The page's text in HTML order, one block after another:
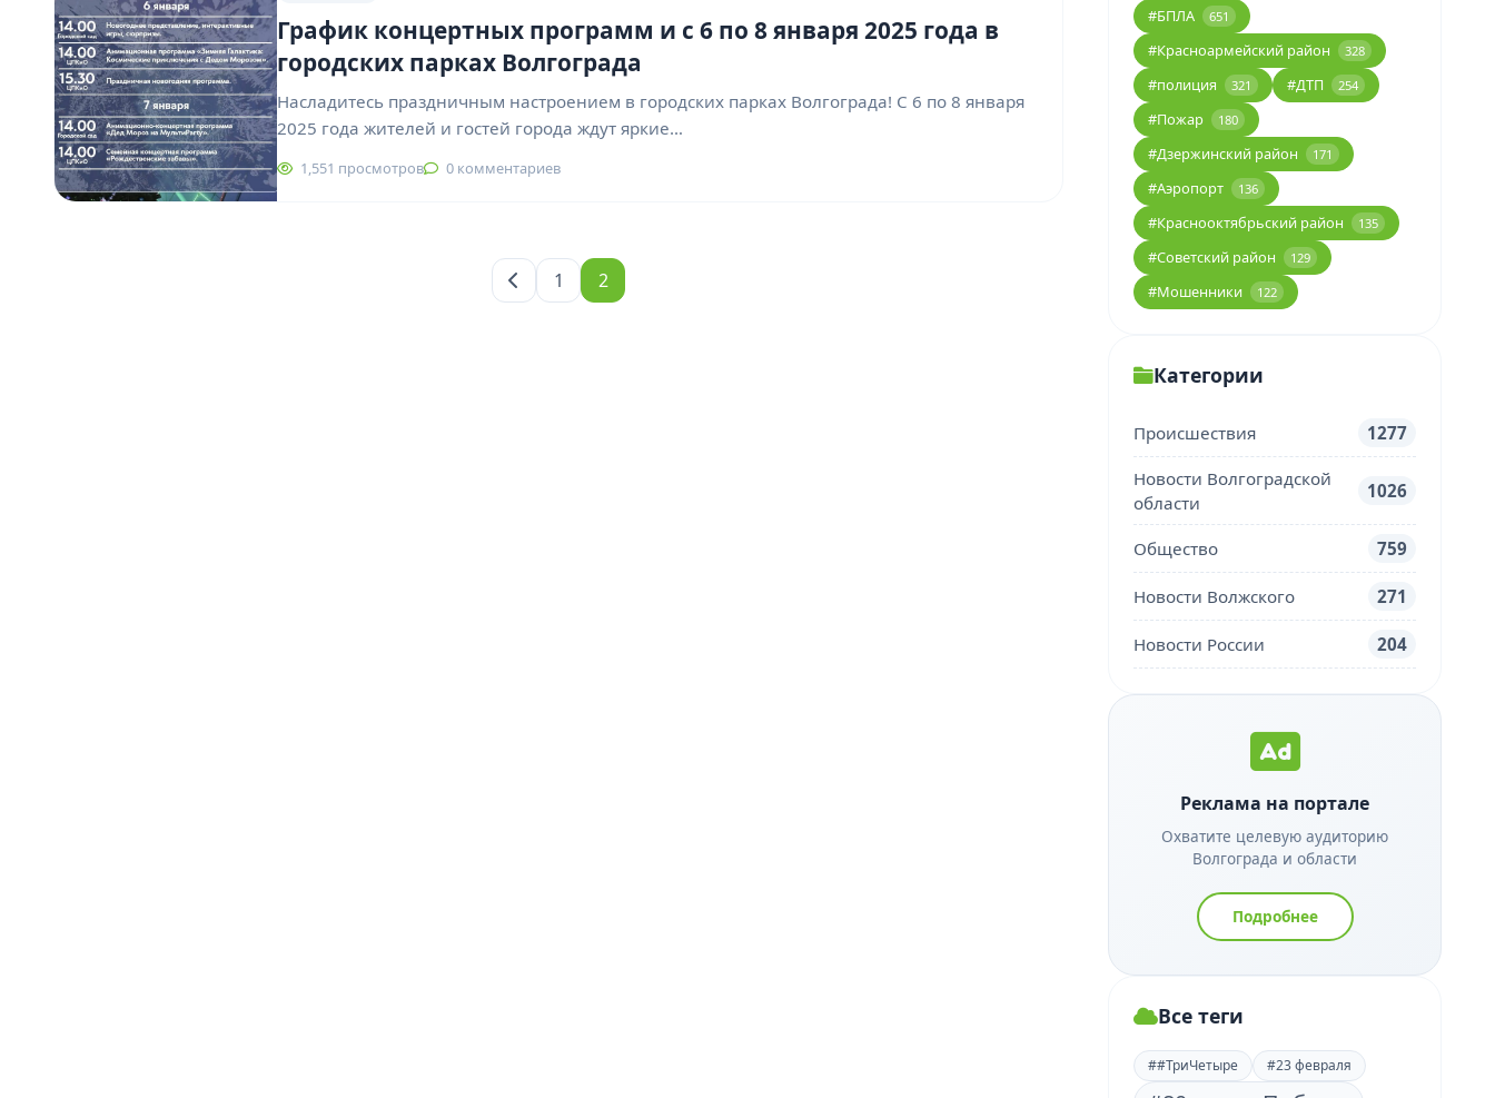
График концертных программ и с 6 по 8 января 2025 года в
городских парках Волгограда
Насладитесь праздничным настроением в городских парках Волгограда! С 6 по 8 января
2025 года жителей и гостей города ждут яркие…
1,551 просмотров 0 комментариев
1 2
#БПЛА 651
#Красноармейский район 328
#полиция 321 #ДТП 254
#Пожар 180
#Дзержинский район 171
#Аэропорт 136
#Краснооктябрьский район 135
#Советский район 129
#Мошенники 122
Категории
Происшествия 1277
Новости Волгоградской
области
1026
Общество 759
Новости Волжского 271
Новости России 204
Реклама на портале
Охватите целевую аудиторию
Волгограда и области
Подробнее
Все теги
##ТриЧетыре #23 февраля